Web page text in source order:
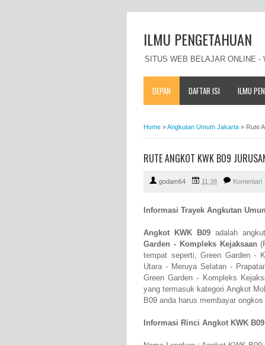
ILMU PENGETAHUAN
SITUS WEB BELAJAR ONLINE -
DEPAN DAFTAR ISI ILMU
Home »Angkutan Umum Jakarta » Rute
RUTE ANGKOT KWK B09
godam64 11:38 Komentari
Informasi Trayek Angkutan
Angkot KWK B09 adalah
Garden - Kompleks Kejaksaan
tempat seperti, Green Garden -
Utara - Meruya Selatan -
Green Garden - Kompleks
yang termasuk kategori Angkot
B09 anda harus membayar
Informasi Rinci Angkot KWK